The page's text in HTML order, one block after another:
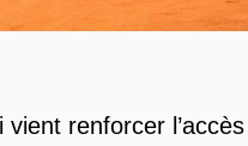
vient renforcer l’accès